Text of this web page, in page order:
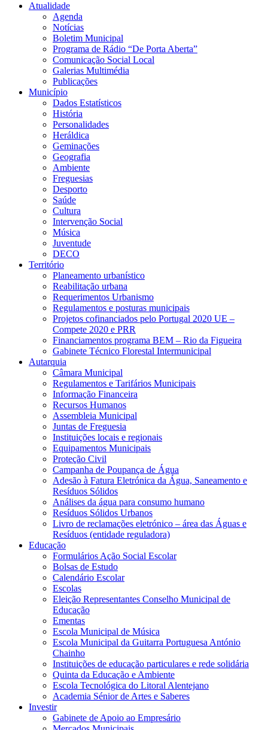
Atualidade
Agenda
Notícias
Boletim Municipal
Programa de Rádio “De Porta Aberta”
Comunicação Social Local
Galerias Multimédia
Publicações
Município
Dados Estatísticos
História
Personalidades
Heráldica
Geminações
Geografia
Ambiente
Freguesias
Desporto
Saúde
Cultura
Intervenção Social
Música
Juventude
DECO
Território
Planeamento urbanístico
Reabilitação urbana
Requerimentos Urbanismo
Regulamentos e posturas municipais
Projetos cofinanciados pelo Portugal 2020 UE –
Compete 2020 e PRR
Financiamentos programa BEM – Rio da Figueira
Gabinete Técnico Florestal Intermunicipal
Autarquia
Câmara Municipal
Regulamentos e Tarifários Municipais
Informação Financeira
Recursos Humanos
Assembleia Municipal
Juntas de Freguesia
Instituições locais e regionais
Equipamentos Municipais
Proteção Civil
Campanha de Poupança de Água
Adesão à Fatura Eletrónica da Água, Saneamento e
Resíduos Sólidos
Análises da água para consumo humano
Resíduos Sólidos Urbanos
Livro de reclamações eletrónico – área das Águas e
Resíduos (entidade reguladora)
Educação
Formulários Ação Social Escolar
Bolsas de Estudo
Calendário Escolar
Escolas
Eleição Representantes Conselho Municipal de
Educação
Ementas
Escola Municipal de Música
Escola Municipal da Guitarra Portuguesa António
Chainho
Instituições de educação particulares e rede solidária
Quinta da Educação e Ambiente
Escola Tecnológica do Litoral Alentejano
Academia Sénior de Artes e Saberes
Investir
Gabinete de Apoio ao Empresário